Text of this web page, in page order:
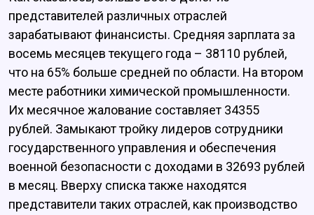
представителей различных отраслей
зарабатывают финансисты. Средняя зарплата за
восемь месяцев текущего года – 38110 рублей,
что на 65% больше средней по области. На втором
месте работники химической промышленности.
Их месячное жалование составляет 34355
рублей. Замыкают тройку лидеров сотрудники
государственного управления и обеспечения
военной безопасности с доходами в 32693 рублей
в месяц. Вверху списка также находятся
представители таких отраслей, как производство